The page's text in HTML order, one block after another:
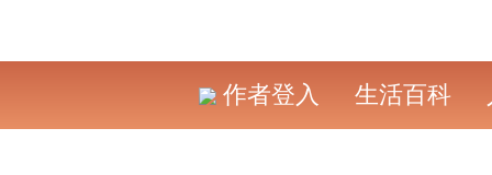
作者登入 生活百科